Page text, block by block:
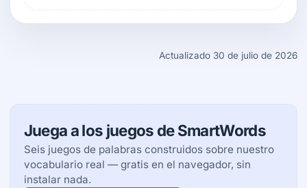
Actualizado 30 de julio de 2026
Juega a los juegos de SmartWords
Seis juegos de palabras construidos sobre nuestro
vocabulario real — gratis en el navegador, sin
instalar nada.